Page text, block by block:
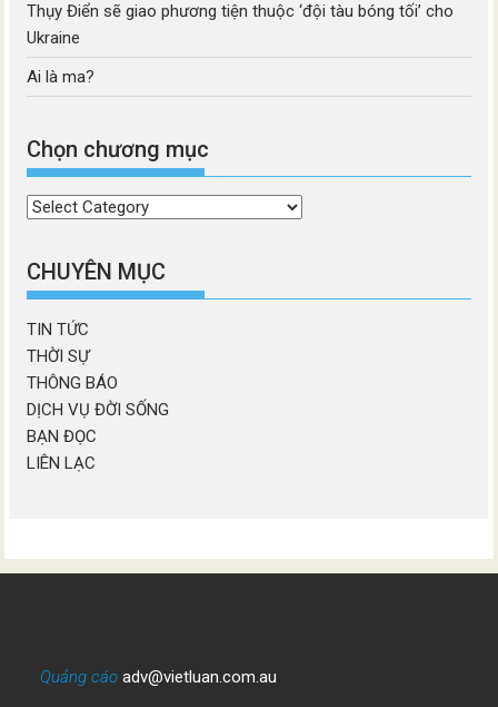
Thụy Điển sẽ giao phương tiện thuộc ‘đội tàu bóng tối’ cho
Ukraine
Ai là ma?
Chọn chương mục
Chọn
mục
CHUYÊN MỤC
TIN TỨC
THỜI SỰ
THÔNG BÁO
DỊCH VỤ ĐỜI SỐNG
BẠN ĐỌC
LIÊN LẠC
Quảng cáo adv@vietluan.com.au